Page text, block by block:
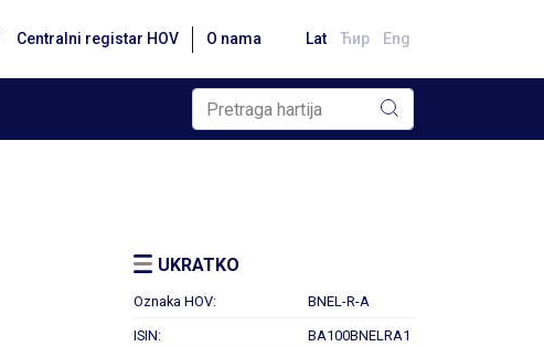
Centralni registar HOV O nama Lat Ћир Eng
UKRATKO
Oznaka HOV: BNEL-R-A
ISIN: BA100BNELRA1